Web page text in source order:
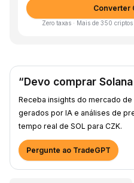
Converter
Zero taxas · Mais de 350
“Devo comprar
Receba insights do mercado de
gerados por IA e análises de
tempo real de SOL para CZK.
Pergunte ao TradeGPT